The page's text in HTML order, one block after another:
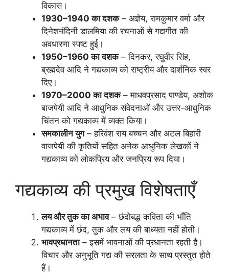
विकास।
1930–1940 का दशक– अज्ञेय, रामकुमार वर्मा और
दिनेशनंदिनी डालमिया की रचनाओं से गद्यगीत की
अवधारणा स्पष्ट हुई।
1950–1960 का दशक– दिनकर, रघुवीर सिंह,
ब्रह्मदेव आदि ने गद्यकाव्य को राष्ट्रीय और दार्शनिक स्वर
दिए।
1970–2000 का दशक– माधवप्रसाद पाण्डेय, अशोक
बाजपेयी आदि ने आधुनिक संवेदनाओं और उत्तर-आधुनिक
चिंतन को गद्यकाव्य में व्यक्त किया।
समकालीन युग– हरिवंश राय बच्चन और अटल बिहारी
वाजपेयी की कृतियों सहित अनेक आधुनिक लेखकों ने
गद्यकाव्य को लोकप्रिय और जनप्रिय रूप दिया।
गद्यकाव्य की प्रमुख विशेषताएँ
लय और तुक का अभाव– छंदोबद्ध कविता की भाँति
गद्यकाव्य में छंद, तुक और लय की बाध्यता नहीं होती।
भावप्रधानता– इसमें भावनाओं की प्रधानता रहती है।
विचार और अनुभूति गद्य की सरलता के साथ प्रस्तुत होते
हैं।